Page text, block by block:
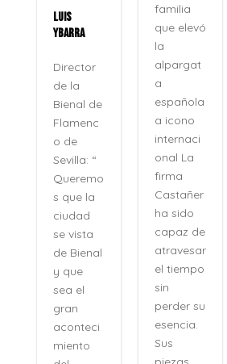
LUIS
YBARRA
Director
de la
Bienal de
Flamenc
o de
Sevilla: “
Queremo
s que la
ciudad
se vista
de Bienal
y que
sea el
gran
aconteci
miento
familia
que elevó
la
alpargat
a
española
a icono
internaci
onal La
firma
Castañer
ha sido
capaz de
atravesar
el tiempo
sin
perder su
esencia.
Sus